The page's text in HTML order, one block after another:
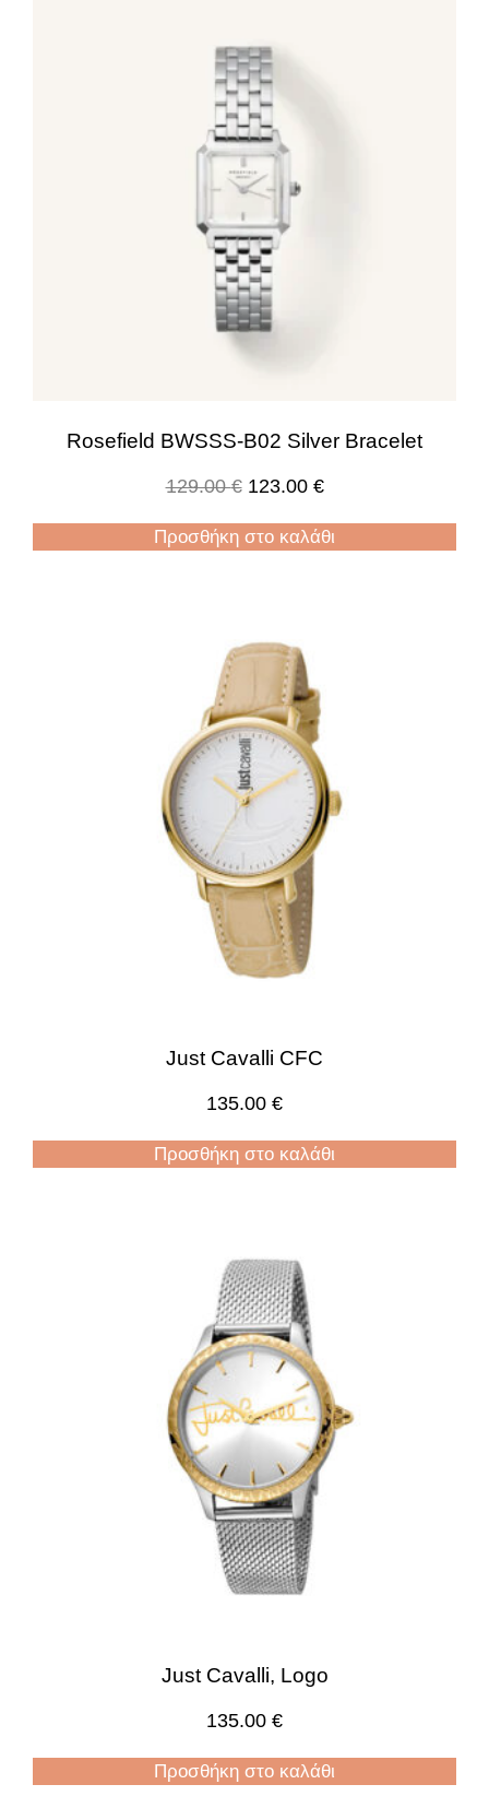
Rosefield BWSSS-B02 Silver Bracelet
129.00€ 123.00 €
Προσθήκη στο καλάθι
Just Cavalli CFC
135.00 €
Προσθήκη στο καλάθι
Just Cavalli, Logo
135.00 €
Προσθήκη στο καλάθι